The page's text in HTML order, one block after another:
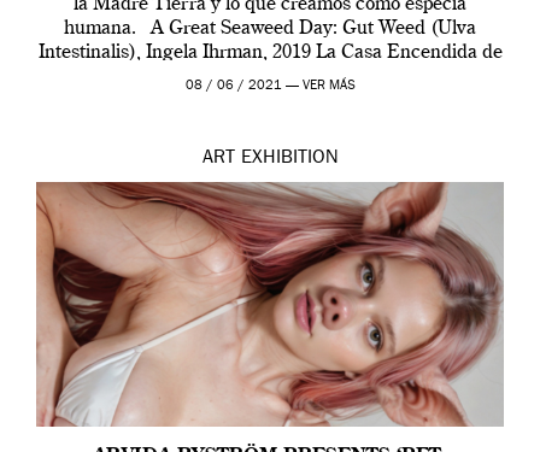
la Madre Tierra y lo que creamos como especia
humana. A Great Seaweed Day: Gut Weed (Ulva
Intestinalis), Ingela Ihrman, 2019 La Casa Encendida de
Madrid y la Wellcome […]
08 / 06 / 2021 — VER MÁS
ART EXHIBITION